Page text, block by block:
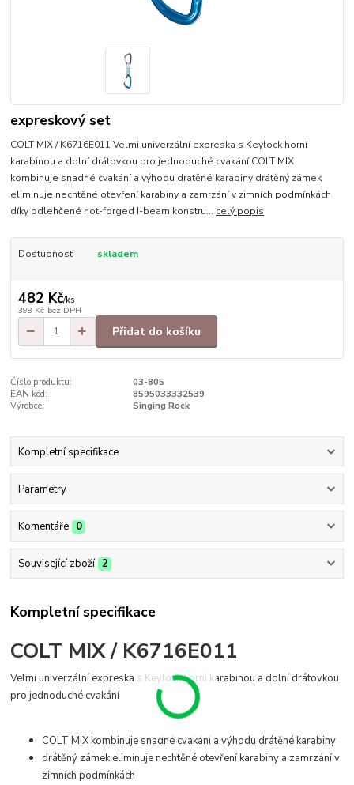
expreskový set
COLT MIX / K6716E011 Velmi univerzální expreska s Keylock horní
karabinou a dolní drátovkou pro jednoduché cvakání COLT MIX
kombinuje snadné cvakání a výhodu drátěné karabiny drátěný zámek
eliminuje nechtěné otevření karabiny a zamrzání v zimních podmínkách
díky odlehčené hot-forged I-beam konstru... celý popis
Dostupnost skladem
482 Kč/ks
398 Kč bez DPH
Přidat do košíku
Číslo produktu:
03-805
EAN kód:
8595033332539
Výrobce:
Singing Rock
Kompletní specifikace
Parametry
Komentáře 0
Související zboží 2
Kompletní specifikace
COLT MIX / K6716E011
Velmi univerzální expreska s Keylock horní karabinou a dolní drátovkou
pro jednoduché cvakání
COLT MIX kombinuje snadné cvakání a výhodu drátěné karabiny
drátěný zámek eliminuje nechtěné otevření karabiny a zamrzání v
zimních podmínkách